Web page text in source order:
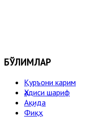
БЎЛИМЛАР
Қуръони карим
Ҳадиси шариф
Ақида
Фиқҳ